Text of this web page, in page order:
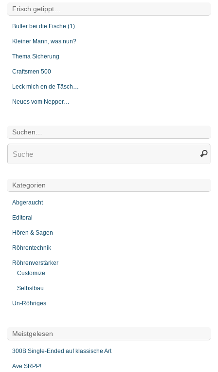
Frisch getippt…
Butter bei die Fische (1)
Kleiner Mann, was nun?
Thema Sicherung
Craftsmen 500
Leck mich en de Täsch…
Neues vom Nepper…
Suchen…
Kategorien
Abgeraucht
Editoral
Hören & Sagen
Röhrentechnik
Röhrenverstärker
Customize
Selbstbau
Un-Röhriges
Meistgelesen
300B Single-Ended auf klassische Art
Ave SRPP!